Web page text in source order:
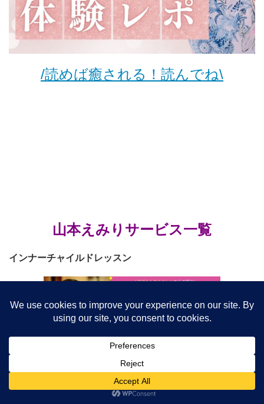
/読めば癒される！読んでね\
山本えみりサービス一覧
インナーチャイルドレッスン
インナーチャイルドを癒すレッスンです。メールにて7日